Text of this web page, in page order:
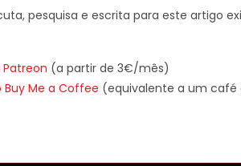
pesquisa e escrita para este artigo
(a partir de 3€/mês)
Me a Coffee (equivalente a um café